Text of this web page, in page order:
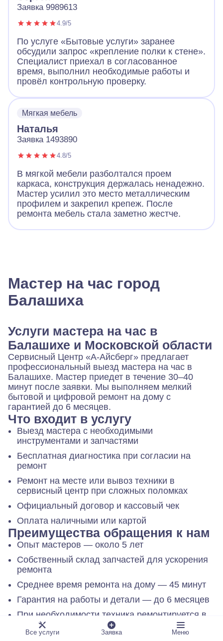
Заявка 9989613
4.9/5
По услуге «Бытовые услуги» заранее
обсудили запрос «крепление полки к стене».
Специалист приехал в согласованное
время, выполнил необходимые работы и
провёл контрольную проверку.
Мягкая мебель
Наталья
Заявка 1493890
4.8/5
В мягкой мебели разболтался проем
каркаса, конструкция держалась ненадежно.
Мастер усилил это место металлическим
профилем и закрепил крепеж. После
ремонта мебель стала заметно жестче.
Мастер на час город
Балашиха
Услуги мастера на час в
Балашихе и Московской области
Сервисный Центр «А-Айсберг» предлагает
профессиональный выезд мастера на час в
Балашихе. Мастер приедет в течение 30–40
минут после заявки. Мы выполняем мелкий
бытовой и цифровой ремонт на дому с
гарантией до 6 месяцев.
Что входит в услугу
Выезд мастера с необходимыми
инструментами и запчастями
Бесплатная диагностика при согласии на
ремонт
Ремонт на месте или вывоз техники в
сервисный центр при сложных поломках
Официальный договор и кассовый чек
Оплата наличными или картой
Преимущества обращения к нам
Опыт мастеров — около 5 лет
Собственный склад запчастей для ускорения
ремонта
Среднее время ремонта на дому — 45 минут
Гарантия на работы и детали — до 6 месяцев
При необходимости техника ремонтируется в
стационаре за 1–2 дня
Как заказать услугу
Все услуги Заявка Меню